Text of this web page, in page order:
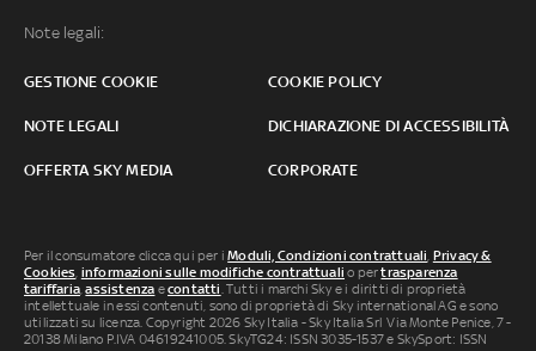
Note legali:
GESTIONE COOKIE COOKIE POLICY
NOTE LEGALI DICHIARAZIONE DI ACCESSIBILITÀ
OFFERTA SKY MEDIA CORPORATE
Per il consumatore clicca qui per iModuli, Condizioni contrattuali Privacy &
Cookies informazioni sulle modifiche contrattuali o pertrasparenza
tariffaria ,assistenza econtatti . Tutti i marchi Sky e i diritti di proprietà
intellettuale in essi contenuti, sono di proprietà di Sky international AG e sono
utilizzati su licenza. Copyright 2026 Sky Italia - Sky Italia Srl Via Monte Penice, 7 -
20138 Milano P.IVA 04619241005. SkyTG24: ISSN 3035-1537 e SkySport: ISSN